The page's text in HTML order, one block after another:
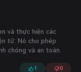
và thực hiện các
tử. Nó cho phép
chóng và an toàn.
1 0